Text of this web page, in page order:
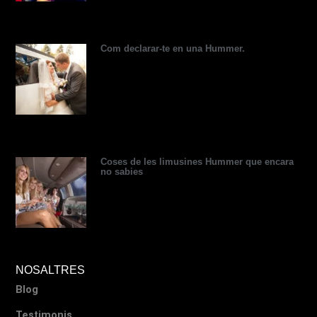
Com declarar-te en una Hummer.
Coses de les limusines Hummer que encara
no sabies
NOSALTRES
Blog